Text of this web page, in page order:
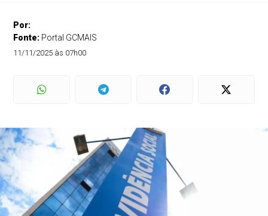
Por:
Fonte: Portal GCMAIS
11/11/2025 às 07h00